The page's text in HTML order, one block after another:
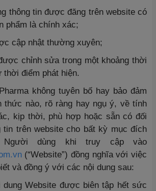
thông tin được đăng trên website có
phẩm là chính xác;
cập nhật thường xuyên;
chỉnh sửa trong một khoảng thời
điểm phát hiện.
không tuyên bố hay bảo đảm
thức nào, rõ ràng hay ngụ ý, về tính
kịp thời, phù hợp hoặc sẵn có đối
tin trên website cho bất kỳ mục đích
dùng khi truy cập vào
(“Website”) đồng nghĩa với việc
và đồng ý với các nội dung sau:
dung Website được biên tập hết sức